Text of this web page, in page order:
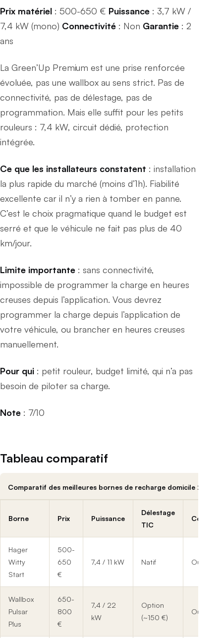
Prix matériel : 500-650 € Puissance : 3,7 kW /
7,4 kW (mono) Connectivité : Non Garantie : 2
ans
La Green’Up Premium est une prise renforcée
évoluée, pas une wallbox au sens strict. Pas de
connectivité, pas de délestage, pas de
programmation. Mais elle suffit pour les petits
rouleurs : 7,4 kW, circuit dédié, protection
intégrée.
Ce que les installateurs constatent : installation
la plus rapide du marché (moins d’1h). Fiabilité
excellente car il n’y a rien à tomber en panne.
C’est le choix pragmatique quand le budget est
serré et que le véhicule ne fait pas plus de 40
km/jour.
Limite importante : sans connectivité,
impossible de programmer la charge en heures
creuses depuis l’application. Vous devrez
programmer la charge depuis l’application de
votre véhicule, ou brancher en heures creuses
manuellement.
Pour qui : petit rouleur, budget limité, qui n’a pas
besoin de piloter sa charge.
Note : 7/10
Tableau comparatif
Comparatif des meilleures bornes de recharge domicile 2026
Borne Prix Puissance
Délestage
TIC
Hager
Witty
Start
500-
650
€
7,4 / 11 kW Natif Oui
Wallbox
Pulsar
Plus
650-
800
€
7,4 / 22
kW
Option
(~150 €)
Oui